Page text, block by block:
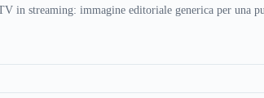
in streaming: immagine editoriale generica per una